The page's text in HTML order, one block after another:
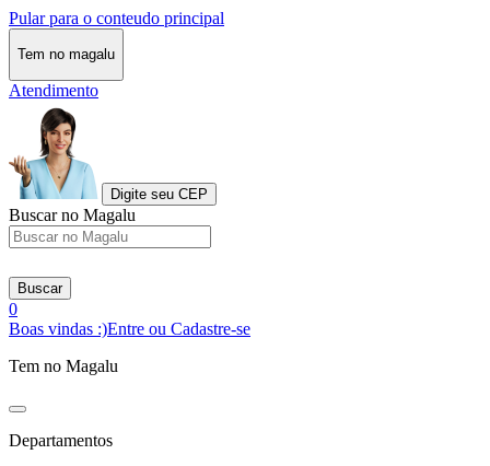
Pular para o conteudo principal
Tem no magalu
Atendimento
Digite seu CEP
Buscar no Magalu
Buscar
0
Boas vindas :)Entre ou Cadastre-se
Tem no Magalu
Departamentos